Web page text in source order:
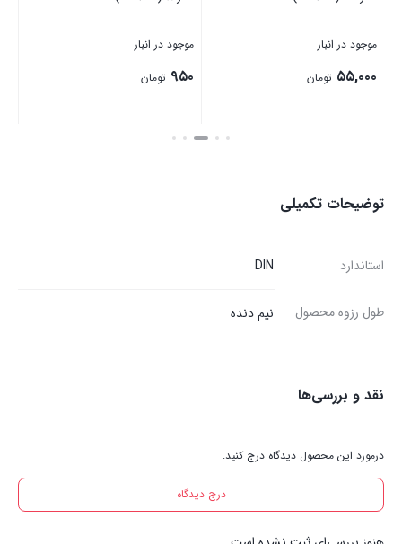
موجود در انبار
۵۵,۰۰۰ تومان
موجود در انبار
۹۵۰ تومان
بستن
توضیحات تکمیلی
استاندارد DIN
طول رزوه محصول نیم دنده
نقد و بررسی‌ها
درمورد این محصول دیدگاه درج کنید.
درج دیدگاه